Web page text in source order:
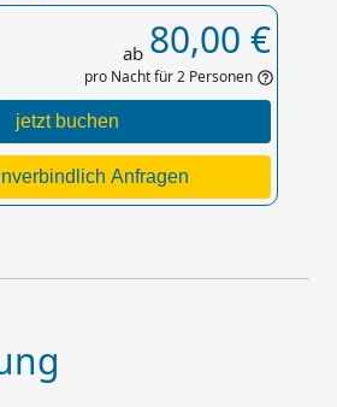
ab 80,00 €
pro Nacht für 2 Personen help_outline
jetzt buchen
Anfragen